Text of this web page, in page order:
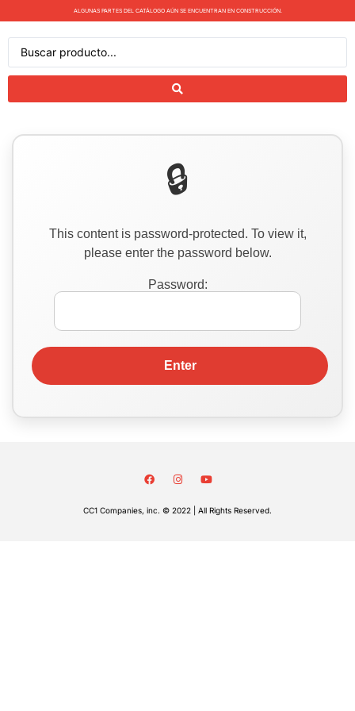
ALGUNAS PARTES DEL CATÁLOGO AÚN SE ENCUENTRAN EN CONSTRUCCIÓN.
This content is password-protected. To view it,
please enter the password below.
Password:
CC1 Companies, inc. © 2022 | All Rights Reserved.